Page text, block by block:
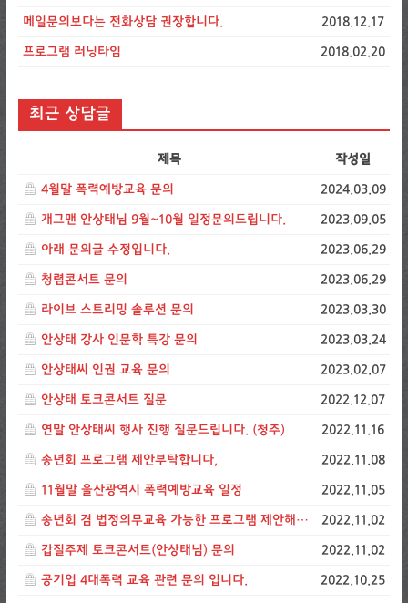
메일문의보다는 전화상담 권장합니다. 2018.12.17
프로그램 러닝타임 2018.02.20
최근 상담글
제목 작성일
4월말 폭력예방교육 문의 2024.03.09
개그맨 안상태님 9월~10월 일정문의드립니다. 2023.09.05
아래 문의글 수정입니다. 2023.06.29
청렴콘서트 문의 2023.06.29
라이브 스트리밍 솔루션 문의 2023.03.30
안상태 강사 인문학 특강 문의 2023.03.24
안상태씨 인권 교육 문의 2023.02.07
안상태 토크콘서트 질문 2022.12.07
연말 안상태씨 행사 진행 질문드립니다. (청주) 2022.11.16
송년회 프로그램 제안부탁합니다, 2022.11.08
11월말 울산광역시 폭력예방교육 일정 2022.11.05
송년회 겸 법정의무교육 가능한 프로그램 제안해주세요 2022.11.02
갑질주제 토크콘서트(안상태님) 문의 2022.11.02
공기업 4대폭력 교육 관련 문의 입니다. 2022.10.25